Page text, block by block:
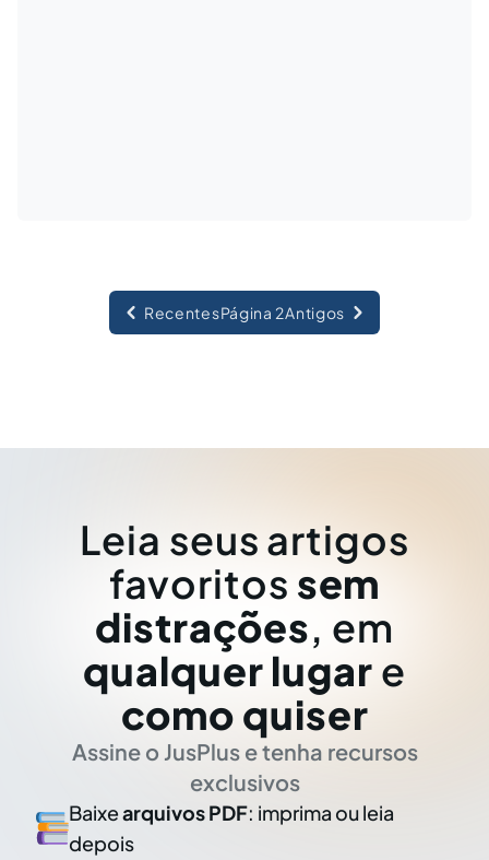
RecentesPágina 2Antigos
Leia seus artigos
favoritos sem
distrações, em
qualquer lugar e
como quiser
Assine o JusPlus e tenha recursos
exclusivos
Baixearquivos PDF: imprima ou leia
depois